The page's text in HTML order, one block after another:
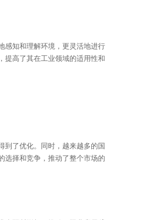
感知和理解环境，更灵活地进行
提高了其在工业领域的适用性和
到了优化。同时，越来越多的国
选择和竞争，推动了整个市场的